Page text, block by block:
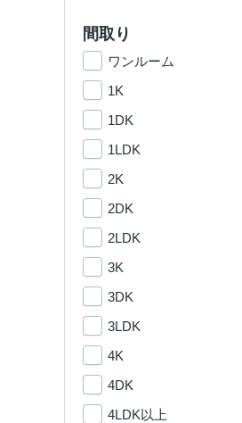
間取り
ワンルーム
1K
1DK
1LDK
2K
2DK
2LDK
3K
3DK
3LDK
4K
4DK
4LDK以上